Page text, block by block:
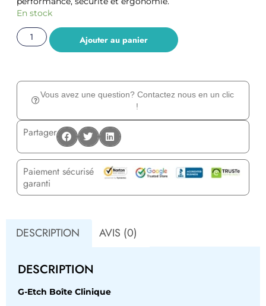
En stock
Ajouter au panier
Vous avez une question? Contactez nous en un clic
!
Partager
Paiement sécurisé
garanti
DESCRIPTION AVIS (0)
DESCRIPTION
G-Etch Boîte Clinique